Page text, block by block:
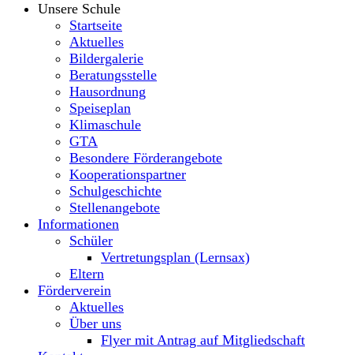
Unsere Schule
Startseite
Aktuelles
Bildergalerie
Beratungsstelle
Hausordnung
Speiseplan
Klimaschule
GTA
Besondere Förderangebote
Kooperationspartner
Schulgeschichte
Stellenangebote
Informationen
Schüler
Vertretungsplan (Lernsax)
Eltern
Förderverein
Aktuelles
Über uns
Flyer mit Antrag auf Mitgliedschaft